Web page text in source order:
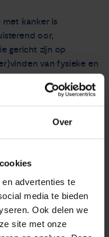
Over
advertenties te
media te bieden
Ook delen we
site met onze
kanker is
oor,
gericht zijn op
van fysieke en
op dewebsite van
bij jou in de